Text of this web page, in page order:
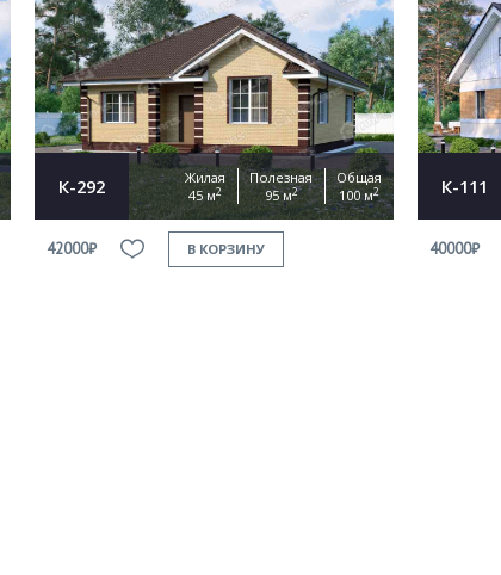
К-292
Жилая
45 м2
Полезная
95 м2
Общая
100 м2
42000₽ В КОРЗИНУ
К-111
40000₽
ОТПРАВИТЬ